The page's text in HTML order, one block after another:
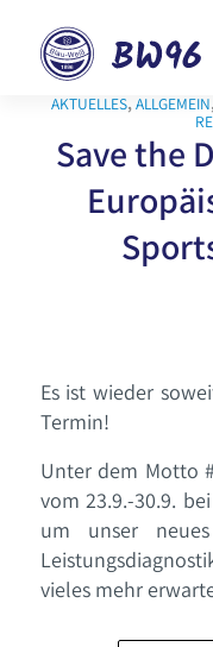
AKTUELLES,ALLGEMEIN
Save the
Es ist wieder
Termin!
Unter dem Motto
vom 23.9.-30.9.
um unser
vieles mehr